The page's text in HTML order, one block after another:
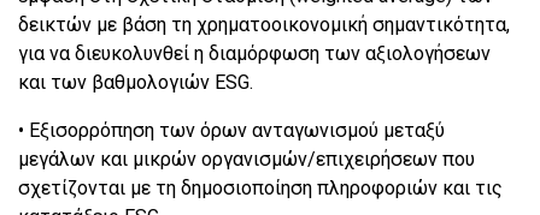
δεικτών με βάση τη χρηματοοικονομική σημαντικότητα,
για να διευκολυνθεί η διαμόρφωση των αξιολογήσεων
και των βαθμολογιών ESG.
• Εξισορρόπηση των όρων ανταγωνισμού μεταξύ
μεγάλων και μικρών οργανισμών/επιχειρήσεων που
σχετίζονται με τη δημοσιοποίηση πληροφοριών και τις